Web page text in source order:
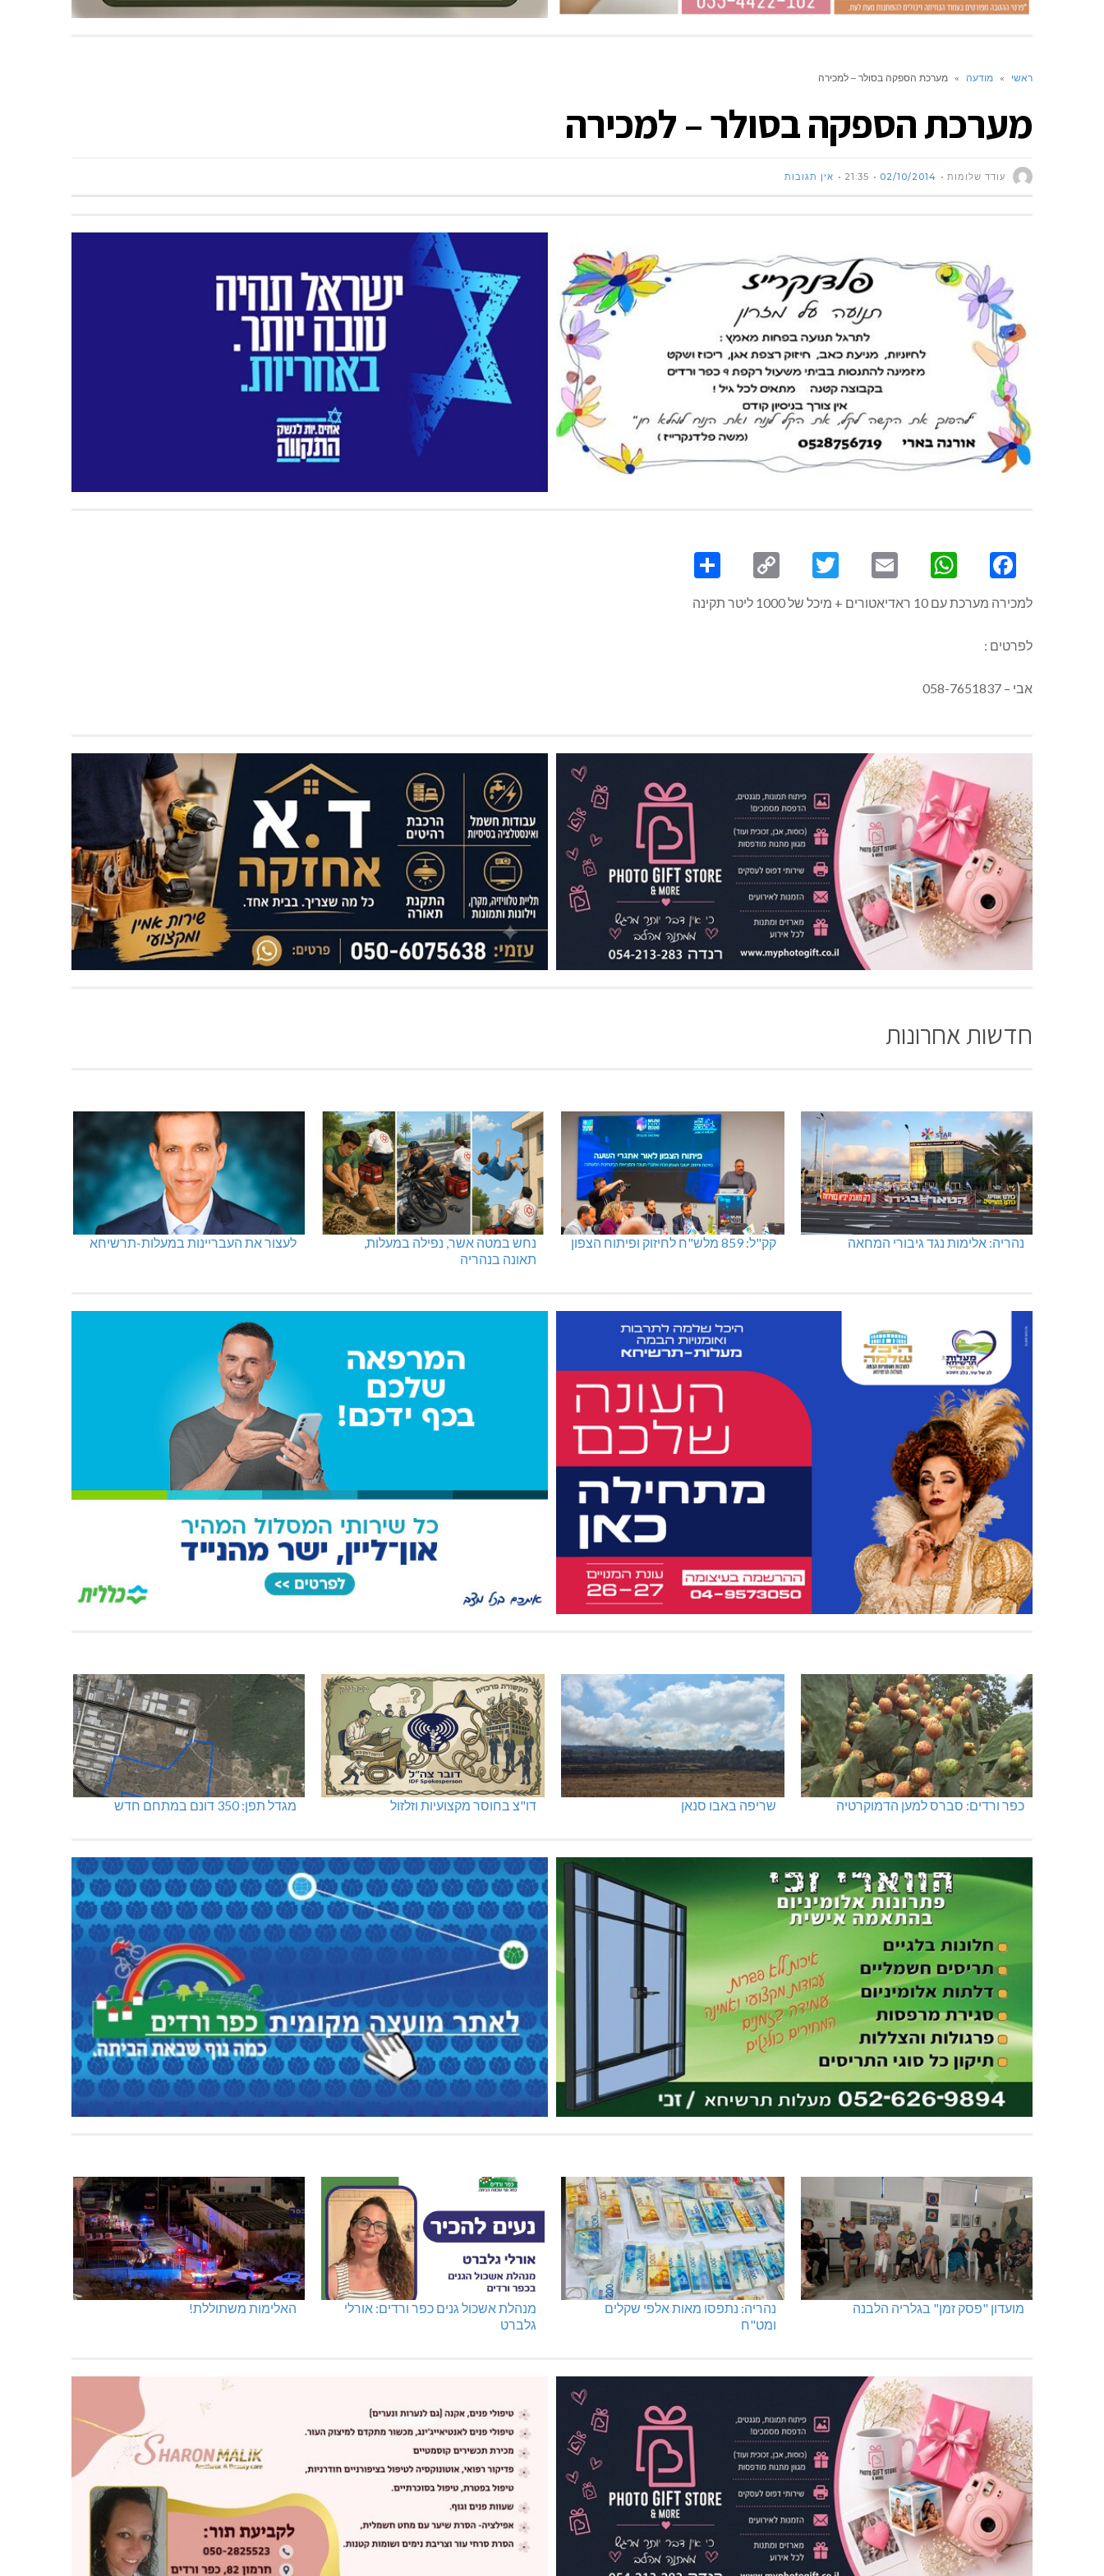
ראשי » מודעה » מערכת הספקה בסולר – למכירה
מערכת הספקה בסולר – למכירה
עודד שלומות 02/10/2014
21:35 אין תגובות
Facebook
WhatsApp
Email
Twitter
Copy
Link
למכירה מערכת עם 10 ראדיאטורים + מיכל של 1000 ליטר תקינה
לפרטים :
אבי – 058-7651837
חדשות אחרונות
נהריה: אלימות נגד גיבורי המחאה קק"ל: 859 מלש"ח לחיזוק ופיתוח הצפון
נחש במטה אשר, נפילה במעלות,
תאונה בנהריה
לעצור את העבריינות במעלות-תרשיחא
כפר ורדים: סברס למען הדמוקרטיה שריפה באבו סנאן דו"צ בחוסר מקצועיות וזלזול מגדל תפן: 350 דונם במתחם חדש
מועדון "פסק זמן" בגלריה הלבנה
נהריה: נתפסו מאות אלפי שקלים
ומט"ח
מנהלת אשכול גנים כפר ורדים: אורלי
גלברט
האלימות משתוללת!